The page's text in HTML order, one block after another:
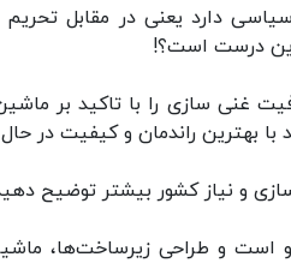
سیاسی دارد یعنی در مقابل
این درست است؟!
بهترین راندمان و کیفیت در
و نیاز کشور بیشتر توضیح
تعریف شده ۱۹۰ هزار سو است و طراحی